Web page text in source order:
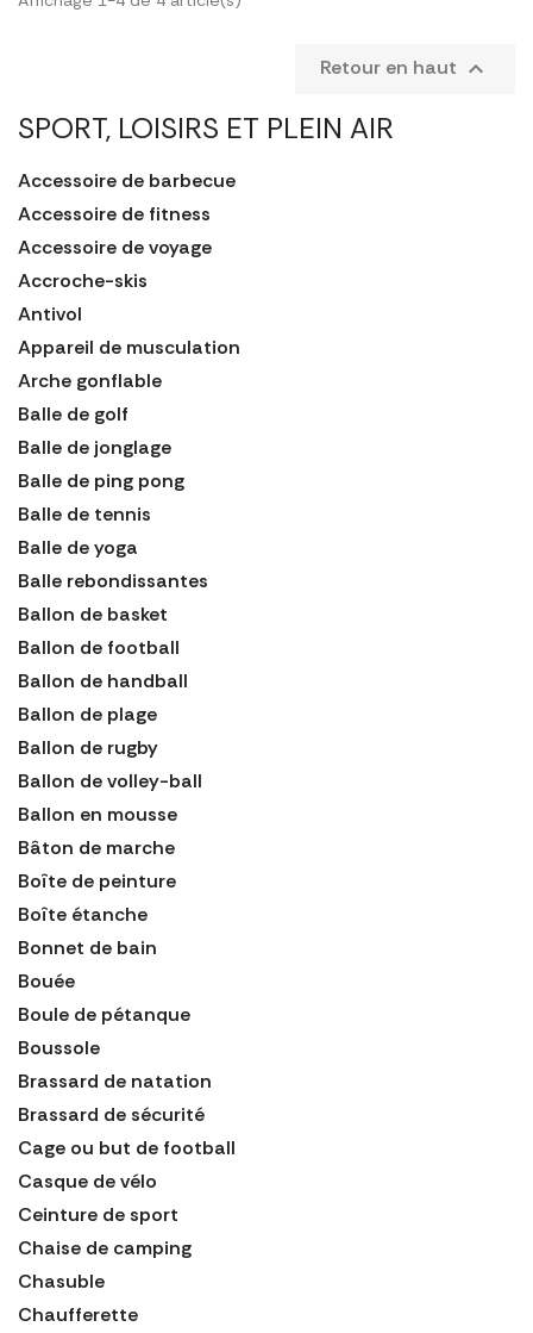
SPORT, LOISIRS ET PLEIN AIR
Accessoire de barbecue
Accessoire de fitness
Accessoire de voyage
Accroche-skis
Antivol
Appareil de musculation
Arche gonflable
Balle de golf
Balle de jonglage
Balle de ping pong
Balle de tennis
Balle de yoga
Balle rebondissantes
Ballon de basket
Ballon de football
Ballon de handball
Ballon de plage
Ballon de rugby
Ballon de volley-ball
Ballon en mousse
Bâton de marche
Boîte de peinture
Boîte étanche
Bonnet de bain
Bouée
Boule de pétanque
Boussole
Brassard de natation
Brassard de sécurité
Cage ou but de football
Casque de vélo
Ceinture de sport
Chaise de camping
Chasuble
Chaufferette
Retour en haut 